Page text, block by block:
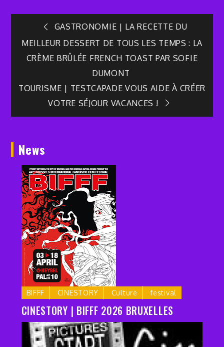
Navigation
de
l’article
GASTRONOMIE | LA RECETTE DU
MEILLEUR DESSERT DE TOUS LES TEMPS : LA
CRÈME BRÛLÉE FRENCH TOAST PAR SOFIE
DUMONT
TOURISME | TESTCAPADE VOUS AIDE À CRÉER
VOTRE SÉJOUR VACANCES !
News
BIFFF CINESTORY Culture festival
CINESTORY | BIFFF 2026 BRUXELLES